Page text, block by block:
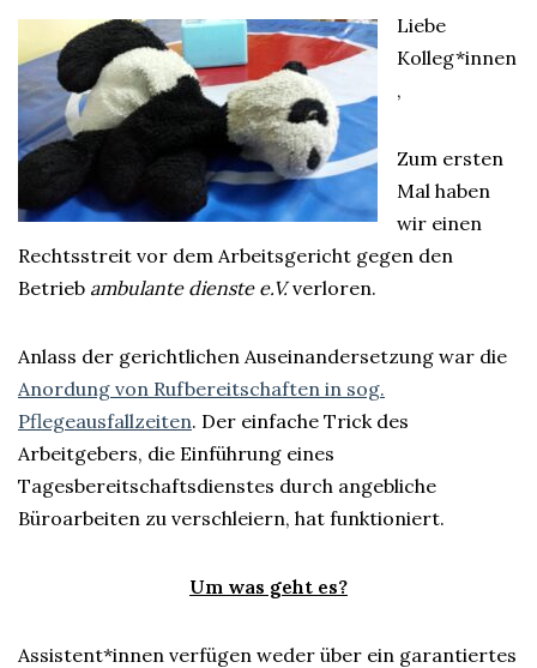
Liebe
Kolleg*innen
,
Zum ersten
Mal haben
wir einen
Rechtsstreit vor dem Arbeitsgericht gegen den
Betrieb ambulante dienste e.V.verloren.
Anlass der gerichtlichen Auseinandersetzung war die
Anordung von Rufbereitschaften in sog.
Pflegeausfallzeiten. Der einfache Trick des
Arbeitgebers, die Einführung eines
Tagesbereitschaftsdienstes durch angebliche
Büroarbeiten zu verschleiern, hat funktioniert.
Um was geht es?
Assistent*innen verfügen weder über ein garantiertes